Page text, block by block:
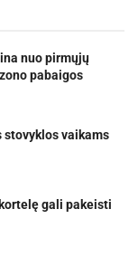
nuo pirmųjų
pabaigos
stovyklos vaikams
gali pakeisti